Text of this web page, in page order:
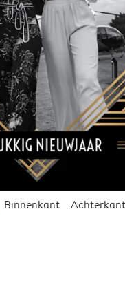
Binnenkant Achterkant